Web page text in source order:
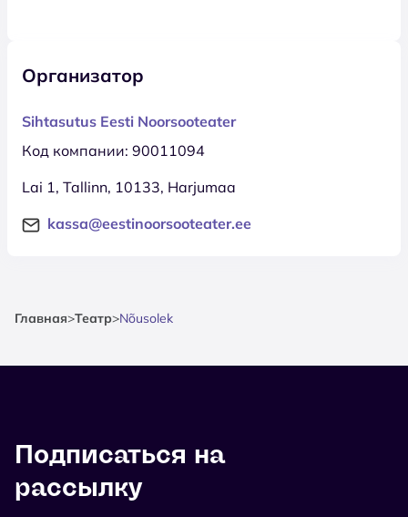
Организатор
Sihtasutus Eesti Noorsooteater
Код компании: 90011094
Lai 1, Tallinn, 10133, Harjumaa
kassa@eestinoorsooteater.ee
Главная>Театр>Nõusolek
Подписаться на
рассылку